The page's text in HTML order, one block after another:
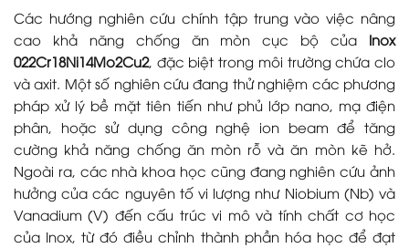
Các hướng nghiên cứu chính tập trung vào việc nâng
cao khả năng chống ăn mòn cục bộ của Inox
022Cr18Ni14Mo2Cu2, đặc biệt trong môi trường chứa clo
và axit. Một số nghiên cứu đang thử nghiệm các phương
pháp xử lý bề mặt tiên tiến như phủ lớp nano, mạ điện
phân, hoặc sử dụng công nghệ ion beam để tăng
cường khả năng chống ăn mòn rỗ và ăn mòn kẽ hở.
Ngoài ra, các nhà khoa học cũng đang nghiên cứu ảnh
hưởng của các nguyên tố vi lượng như Niobium (Nb) và
Vanadium (V) đến cấu trúc vi mô và tính chất cơ học
của Inox, từ đó điều chỉnh thành phần hóa học để đạt